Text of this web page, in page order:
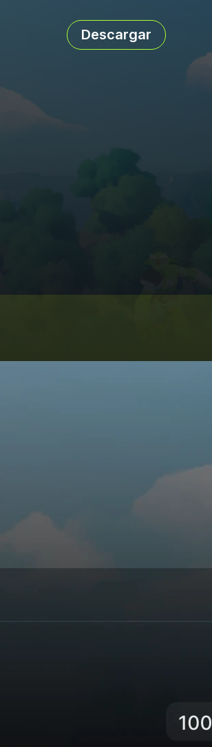
Descargar